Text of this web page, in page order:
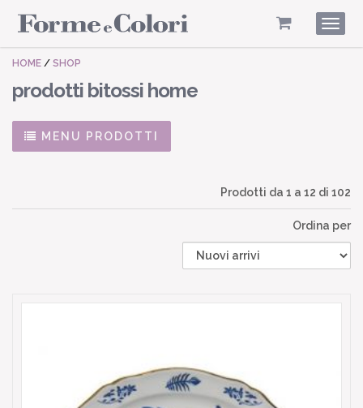
HOME / SHOP
prodotti bitossi home
MENU PRODOTTI
Prodotti da 1 a 12 di 102
Ordina per